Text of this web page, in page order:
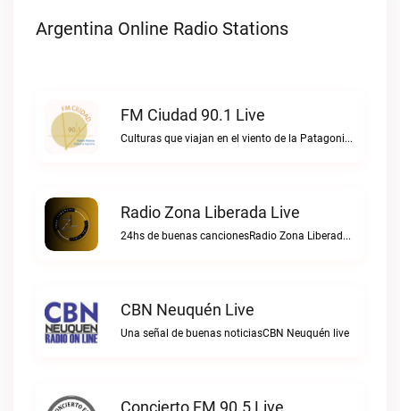
Argentina Online Radio Stations
FM Ciudad 90.1 Live
Culturas que viajan en el viento de la PatagoniaFM Ciudad 90.1 live
Radio Zona Liberada Live
24hs de buenas cancionesRadio Zona Liberada live
CBN Neuquén Live
Una señal de buenas noticiasCBN Neuquén live
Concierto FM 90.5 Live